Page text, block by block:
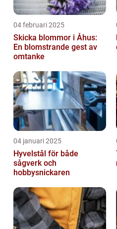
04 februari 2025
Skicka blommor i Åhus:
En blomstrande gest av
omtanke
04 januari 2025
Hyvelstål för både
sågverk och
hobbysnickaren